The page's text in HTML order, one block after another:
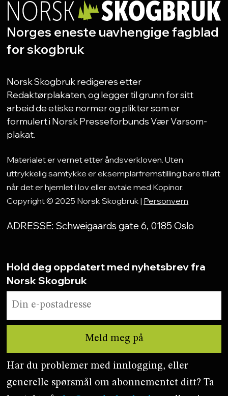
Norges eneste uavhengige fagblad
for skogbruk
Norsk Skogbruk redigeres etter
Redaktørplakaten, og legger til grunn for sitt
arbeid de etiske normer og plikter som er
formulert i Norsk Presseforbunds Vær Varsom-
plakat.
Materialet er vernet etter åndsverkloven. Uten
uttrykkelig samtykke er eksemplarfremstilling bare tillatt
når det er hjemlet i lov eller avtale med Kopinor.
Copyright © 2025 Norsk Skogbruk | Personvern
ADRESSE: Schweigaards gate 6, 0185 Oslo
Hold deg oppdatert med nyhetsbrev fra
Norsk Skogbruk
Har du problemer med innlogging, eller
generelle spørsmål om abonnementet ditt? Ta